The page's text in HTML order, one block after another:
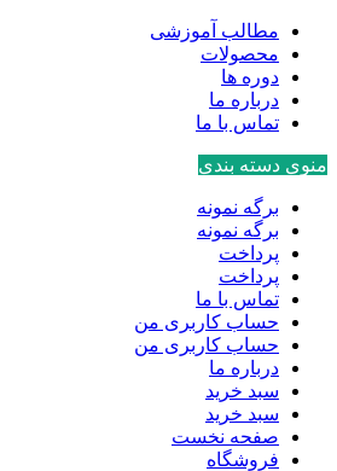
مطالب آموزشی
محصولات
دوره ها
درباره ما
تماس با ما
منوی دسته بندی
برگه نمونه
برگه نمونه
پرداخت
پرداخت
تماس با ما
حساب کاربری من
حساب کاربری من
درباره ما
سبد خرید
سبد خرید
صفحه نخست
فروشگاه